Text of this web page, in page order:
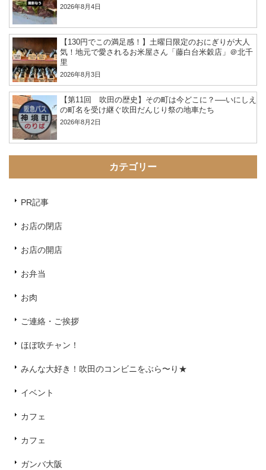
2026年8月4日
【130円でこの満足感！】土曜日限定のおにぎりが大人
気！地元で愛されるお米屋さん「藤白台米穀店」＠北千
里
2026年8月3日
【第11回 吹田の歴史】その町は今どこに？──いにしえ
の町名を受け継ぐ吹田だんじり祭の地車たち
2026年8月2日
カテゴリー
PR記事
お店の閉店
お店の開店
お弁当
お肉
ご連絡・ご挨拶
ほぼ吹チャン！
みんな大好き！吹田のコンビニをぶら〜り★
イベント
カフェ
カフェ
ガンバ大阪